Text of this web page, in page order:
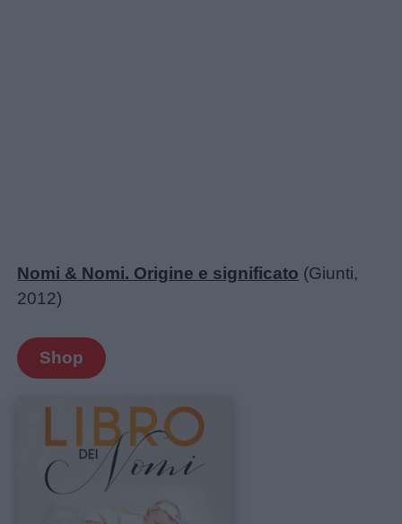
Nomi & Nomi. Origine e significato (Giunti,
2012)
Shop